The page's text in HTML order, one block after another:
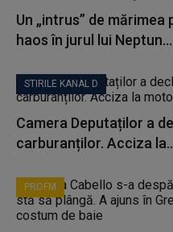
Un „intrus” de
haos în jurul lui Neptun...
STIRILE KANAL D
Camera Deputaților a
carburanților. Acciza
PROFM